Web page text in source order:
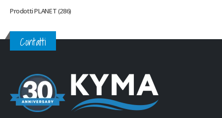
Prodotti PLANET(286)
Contatti